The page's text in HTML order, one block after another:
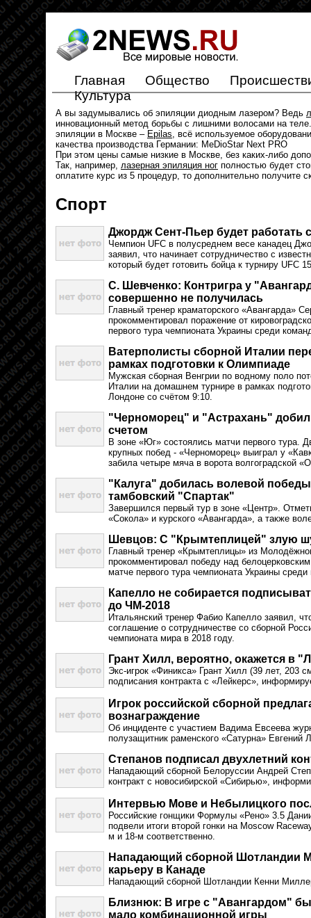
Главная Общество
Культура
А вы задумывались об эпиляции диодным лазером? Ведь
инновационный метод борьбы с лишними волосами на
эпиляции в Москве – Epilas, всё используемое
качества производства Германии: MeDioStar Next PRO
При этом цены самые низкие в Москве, без каких-либо
Так, например, лазерная эпиляция ног полностью будет
оплатите курс из 5 процедур, то дополнительно получите
Спорт
Джордж Сент-Пьер будет работать
Чемпион UFC в полусреднем весе канадец
заявил, что начинает сотрудничество с
который будет готовить бойца к турниру UFC
С. Шевченко: Контригра у
совершенно не получилась
Главный тренер краматорского «Авангарда»
прокомментировал поражение от
первого тура чемпионата Украины среди
Ватерполисты сборной Италии
рамках подготовки к Олимпиаде
Мужская сборная Венгрии по водному поло
Италии на домашнем турнире в рамках
Лондоне со счётом 9:10.
"Черноморец" и "Астрахань"
счетом
В зоне «Юг» состоялись матчи первого тура.
крупных побед - «Черноморец» выиграл у
забила четыре мяча в ворота волгоградской
"Калуга" добилась волевой
тамбовский "Спартак"
Завершился первый тур в зоне «Центр».
«Сокола» и курского «Авангарда», а также
Шевцов: С "Крымтеплицей" злую
Главный тренер «Крымтеплицы» из
прокомментировал победу над
матче первого тура чемпионата Украины
Капелло не собирается
до ЧМ-2018
Итальянский тренер Фабио Капелло заявил,
соглашение о сотрудничестве со сборной
чемпионата мира в 2018 году.
Грант Хилл, вероятно, окажется в
Экс-игрок «Финикса» Грант Хилл (39 лет, 203
подписания контракта с «Лейкерс»,
Игрок российской сборной
вознаграждение
Об инциденте с участием Вадима Евсеева
полузащитник раменского «Сатурна» Евгений
Степанов подписал двухлетний
Нападающий сборной Белоруссии Андрей
контракт с новосибирской «Сибирью»,
Интервью Мове и Небылицкого
Российские гонщики Формулы «Рено» 3.5
подвели итоги второй гонки на Moscow
м и 18-м соответственно.
Нападающий сборной Шотландии
карьеру в Канаде
Нападающий сборной Шотландии Кенни
Близнюк: В игре с "Авангардом"
мало комбинационной игры